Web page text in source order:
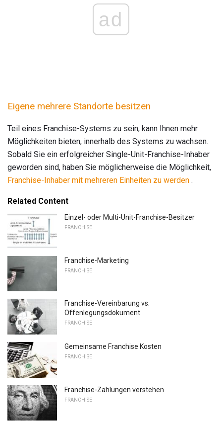
ad
Eigene mehrere Standorte besitzen
Teil eines Franchise-Systems zu sein, kann Ihnen mehr
Möglichkeiten bieten, innerhalb des Systems zu wachsen.
Sobald Sie ein erfolgreicher Single-Unit-Franchise-Inhaber
geworden sind, haben Sie möglicherweise die Möglichkeit,
Franchise-Inhaber mit mehreren Einheiten zu werden .
Related Content
Einzel- oder Multi-Unit-Franchise-Besitzer
FRANCHISE
Franchise-Marketing
FRANCHISE
Franchise-Vereinbarung vs.
Offenlegungsdokument
FRANCHISE
Gemeinsame Franchise Kosten
FRANCHISE
Franchise-Zahlungen verstehen
FRANCHISE